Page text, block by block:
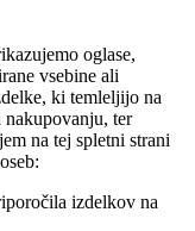
oglase,
vsebine ali
ki temleljijo na
nakupovanju, ter
na tej spletni strani
izdelkov na